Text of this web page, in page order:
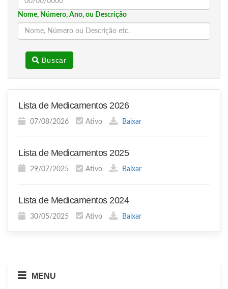
Nome, Número, Ano, ou Descrição
Buscar
Lista de Medicamentos 2026
07/08/2026 Ativo Baixar
Lista de Medicamentos 2025
29/07/2025 Ativo Baixar
Lista de Medicamentos 2024
30/05/2025 Ativo Baixar
MENU